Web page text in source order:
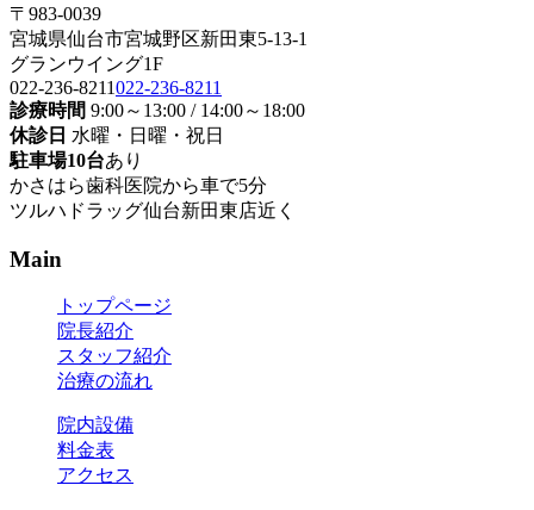
〒983-0039
宮城県仙台市宮城野区新田東5-13-1
グランウイング1F
022-236-8211022-236-8211
診療時間 9:00～13:00 / 14:00～18:00
休診日 水曜・日曜・祝日
駐車場10台あり
かさはら歯科医院から車で5分
ツルハドラッグ仙台新田東店近く
Main
トップページ
院長紹介
スタッフ紹介
治療の流れ
院内設備
料金表
アクセス